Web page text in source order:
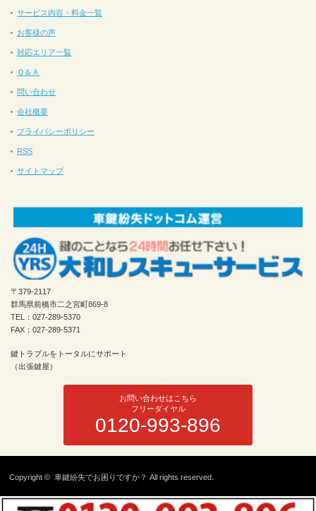
サービス内容・料金一覧
お客様の声
対応エリア一覧
Ｑ＆Ａ
問い合わせ
会社概要
プライバシーポリシー
RSS
サイトマップ
〒379-2117
群馬県前橋市二之宮町869-8
TEL：027-289-5370
FAX：027-289-5371
鍵トラブルをトータルにサポート
（出張鍵屋）
お問い合わせはこちら
フリーダイヤル
0120-993-896
Copyright ©車鍵紛失でお困りですか？ All rights reserved.